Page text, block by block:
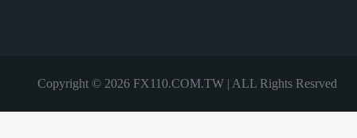
Copyright © 2026 FX110.COM.TW | ALL Rights Resrved